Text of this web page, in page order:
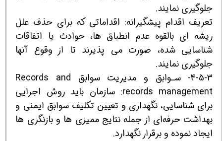
جلوگیری نمایند.
تعریف اقدام پیشگیرانه: اقداماتی که برای حذف علل
ریشه ای بالقوه عدم انطباق ها، حوادث یا اتفاقات
شناسایی شده، صورت می پذیرند تا از وقوع آنها
جلوگیری نمایند.
4-5-3- سـوابق و مدیریت سوابق Records and
records management: سازمان باید روش اجرایی
برای شناسایی، نگهداری و تعیین تکلیف سوابق ایمنی و
بهداشت حرفه‌ای از جمله نتایج ممیزی ها و بازنگری ها
ایجاد نموده و برقرار نگهدارد.